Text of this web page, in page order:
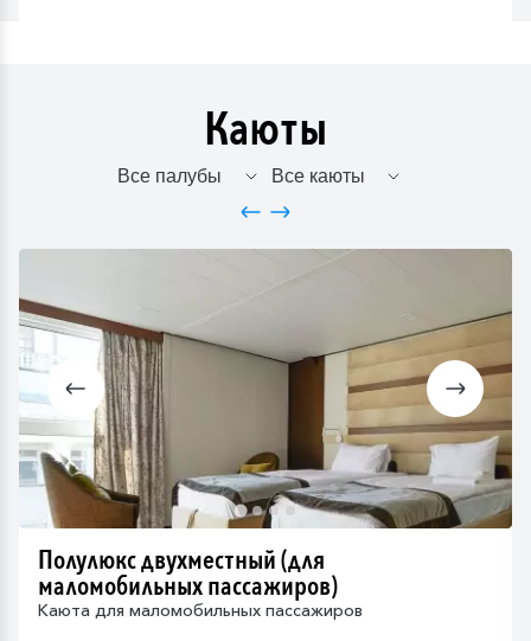
Каюты
Полулюкс двухместный (для
маломобильных пассажиров)
Каюта для маломобильных пассажиров